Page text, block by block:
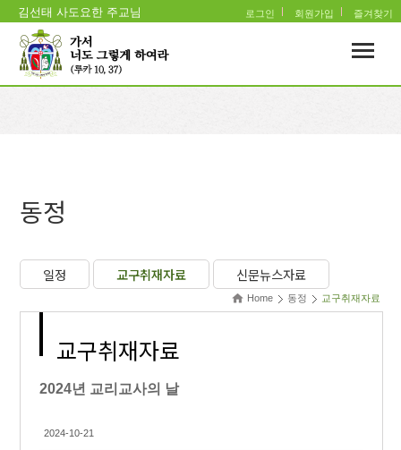
김선태 사도요한 주교님 로그인 회원가입 즐겨찾기
동정
일정 교구취재자료 신문뉴스자료
Home 동정 교구취재자료
교구취재자료
2024년 교리교사의 날
2024-10-21